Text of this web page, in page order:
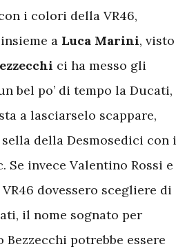
i colori della VR46,
a Luca Marini, visto
ci ha messo gli
bel po’ di tempo la Ducati,
a lasciarselo scappare,
della Desmosedici con i
Se invece Valentino Rossi e
dovessero scegliere di
il nome sognato per
potrebbe essere